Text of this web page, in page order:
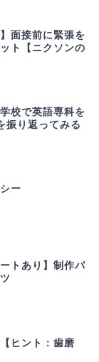
面接前に緊張を
ト【ニクソンの
校で英語専科を
振り返ってみる
ー
トあり】制作パ
ヒント：歯磨